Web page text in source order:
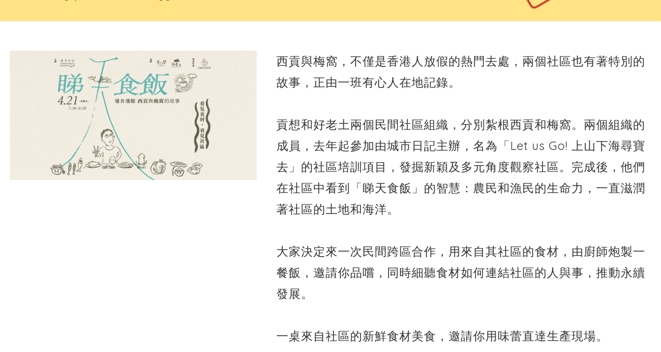
西貢與梅窩，不僅是香港人放假的熱門去處，兩個社區也有著特別的
故事，正由一班有心人在地記錄。
貢想和好老土兩個民間社區組織，分別紮根西貢和梅窩。兩個組織的
成員，去年起參加由城市日記主辦，名為「Let us Go! 上山下海尋寶
去」的社區培訓項目，發掘新穎及多元角度觀察社區。完成後，他們
在社區中看到「睇天食飯」的智慧：農民和漁民的生命力，一直滋潤
著社區的土地和海洋。
大家決定來一次民間跨區合作，用來自其社區的食材，由廚師炮製一
餐飯，邀請你品嚐，同時細聽食材如何連結社區的人與事，推動永續
發展。
一桌來自社區的新鮮食材美食，邀請你用味蕾直達生產現場。